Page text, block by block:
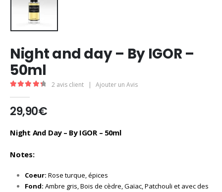
Night and day – By IGOR –
50ml
2 avis client | Ajouter un Avis
29,90€
Night And Day – By IGOR – 50ml
Notes:
Coeur: Rose turque, épices
Fond: Ambre gris, Bois de cèdre, Gaïac, Patchouli et avec des